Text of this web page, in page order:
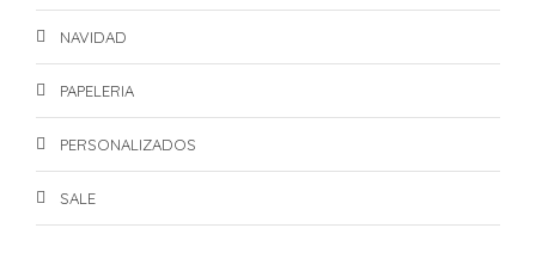
NAVIDAD
PAPELERIA
PERSONALIZADOS
SALE